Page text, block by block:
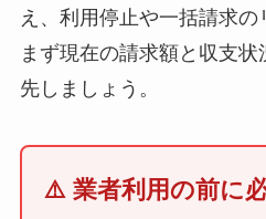
え、利用停止や一括請求の
まず現在の請求額と収支
先しましょう。
⚠️ 業者利用の前に